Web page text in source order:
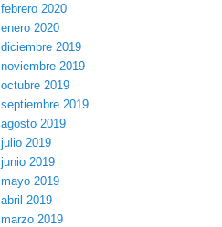
febrero 2020
enero 2020
diciembre 2019
noviembre 2019
octubre 2019
septiembre 2019
agosto 2019
julio 2019
junio 2019
mayo 2019
abril 2019
marzo 2019